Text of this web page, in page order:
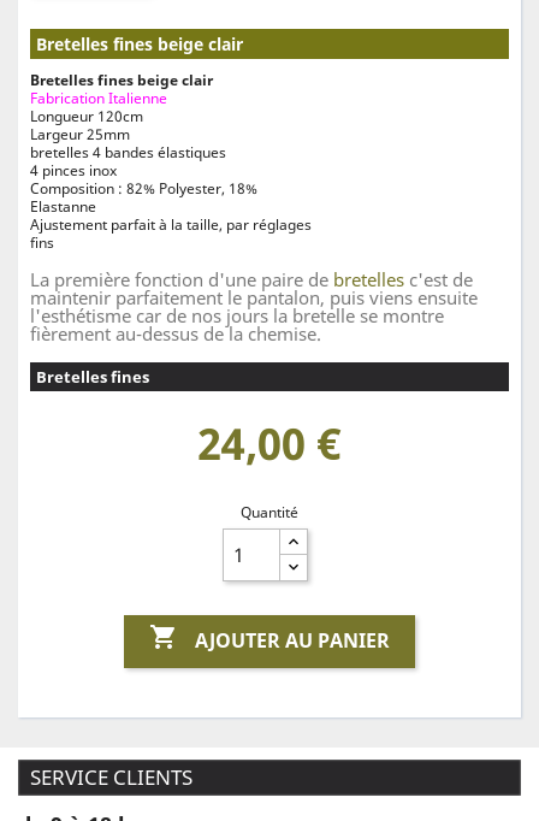
Bretelles fines beige clair
Bretelles fines beige clair
Fabrication Italienne
Longueur 120cm
Largeur 25mm
bretelles 4 bandes élastiques
4 pinces inox
Composition : 82% Polyester, 18%
Elastanne
Ajustement parfait à la taille, par réglages
fins
La première fonction d'une paire de bretelles c'est de
maintenir parfaitement le pantalon, puis viens ensuite
l'esthétisme car de nos jours la bretelle se montre
fièrement au-dessus de la chemise.
Bretelles fines
24,00 €
Quantité
 AJOUTER AU PANIER
SERVICE CLIENTS